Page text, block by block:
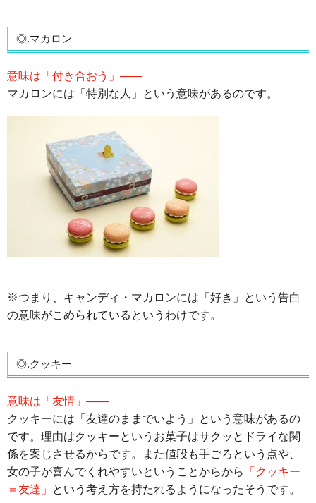
◎.マカロン
意味は「付き合おう」――
マカロンには「特別な人」という意味があるのです。
※つまり、キャンディ・マカロンには「好き」という告白
の意味がこめられているというわけです。
◎.クッキー
意味は「友情」――
クッキーには「友達のままでいよう」という意味があるの
です。理由はクッキーというお菓子はサクッとドライな関
係を案じさせるからです。また値段も手ごろという点や、
女の子が喜んでくれやすいということからから
「クッキー
＝友達」
という考え方を持たれるようになったそうです。